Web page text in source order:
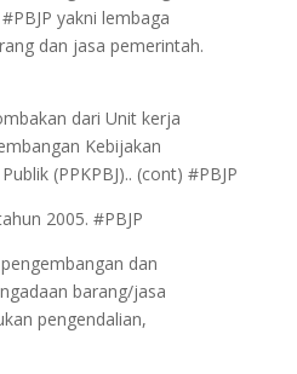
yakni lembaga
dan jasa pemerintah.
dari Unit kerja
Kebijakan
(PPKPBJ).. (cont) #PBJP
2005. #PBJP
dan
barang/jasa
pengendalian,